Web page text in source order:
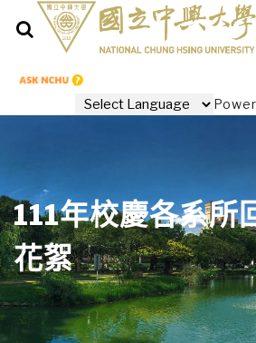
111年校慶各系所
花絮